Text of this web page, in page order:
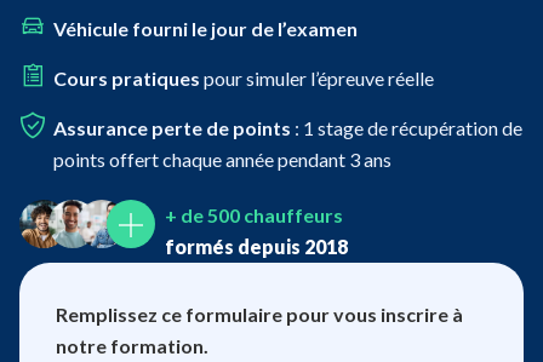
Véhicule fourni le jour de l’examen
Cours pratiques pour simuler l’épreuve réelle
Assurance perte de points : 1 stage de récupération de
points offert chaque année pendant 3 ans
+ de 500 chauffeurs
formés depuis 2018
Remplissez ce formulaire pour vous inscrire à
notre formation.